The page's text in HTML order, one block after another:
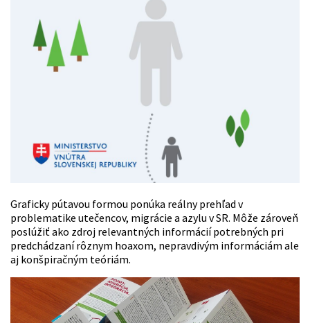
Graficky pútavou formou ponúka reálny prehľad v
problematike utečencov, migrácie a azylu v SR. Môže zároveň
poslúžiť ako zdroj relevantných informácií potrebných pri
predchádzaní rôznym hoaxom, nepravdivým informáciám ale
aj konšpiračným teóriám.